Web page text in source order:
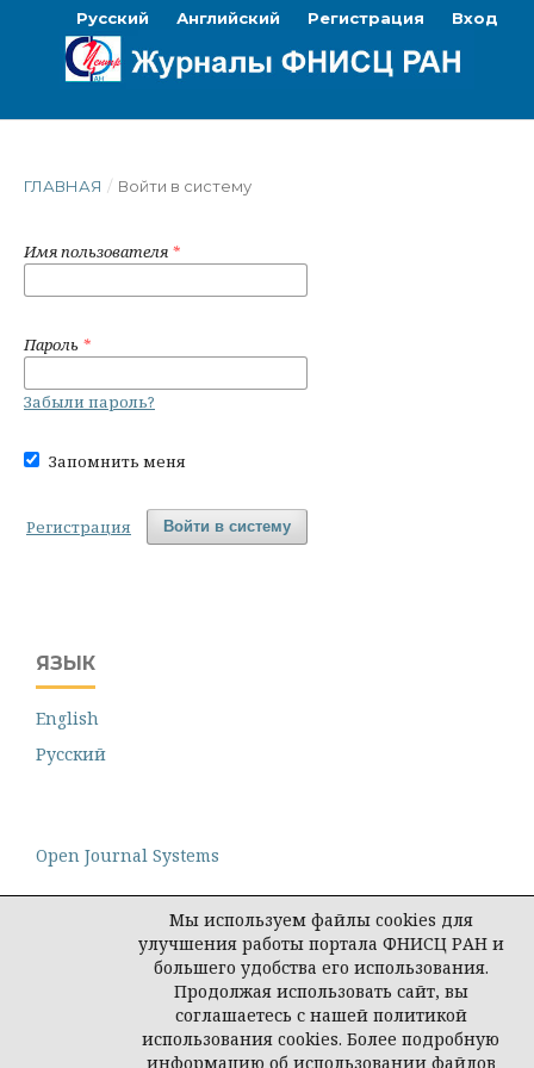
Русский Английский Регистрация Вход
ГЛАВНАЯ / Войти в систему
Имя пользователя *
Пароль *
Забыли пароль?
Запомнить меня
Войти в систему
Регистрация
ЯЗЫК
English
Русский
Open Journal Systems
Федеральный научно-исследовательский
социологический центр РАН (ФНИСЦ РАН)
https://www.fnisc.ru)
ФНИСЦ РАН, 2026
Мы используем файлы cookies для
улучшения работы портала ФНИСЦ РАН и
большего удобства его использования.
Продолжая использовать сайт, вы
соглашаетесь с нашей политикой
использования cookies. Более подробную
информацию об использовании файлов